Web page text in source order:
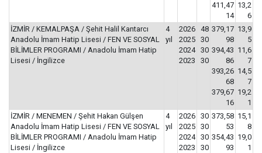
411,47
14
13,2
6
İZMİR / KEMALPAŞA / Şehit Halil Kantarcı
Anadolu İmam Hatip Lisesi / FEN VE SOSYAL
BİLİMLER PROGRAMI / Anadolu İmam Hatip
Lisesi / İngilizce
4
yıl
2026
2025
2024
2023
48
30
30
30
379,17
98
394,43
86
393,26
68
379,67
16
13,9
5
11,6
7
14,5
7
19,2
1
İZMİR / MENEMEN / Şehit Hakan Gülşen
Anadolu İmam Hatip Lisesi / FEN VE SOSYAL
BİLİMLER PROGRAMI / Anadolu İmam Hatip
Lisesi / İngilizce
4
yıl
2026
2025
2024
2023
30
30
30
30
373,58
53
354,43
93
15,1
8
19,0
1